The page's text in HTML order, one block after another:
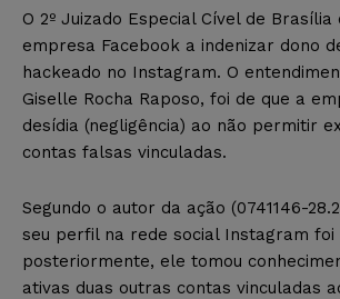
O 2º Juizado Especial Cível de Brasília
empresa Facebook a indenizar dono
hackeado no Instagram. O
Giselle Rocha Raposo, foi de que a
desídia (negligência) ao não permitir
contas falsas vinculadas.
Segundo o autor da ação (0741146-
seu perfil na rede social Instagram foi
posteriormente, ele tomou
ativas duas outras contas vinculadas